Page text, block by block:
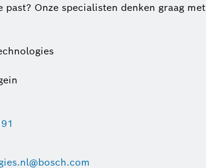
past? Onze specialisten denken graag met